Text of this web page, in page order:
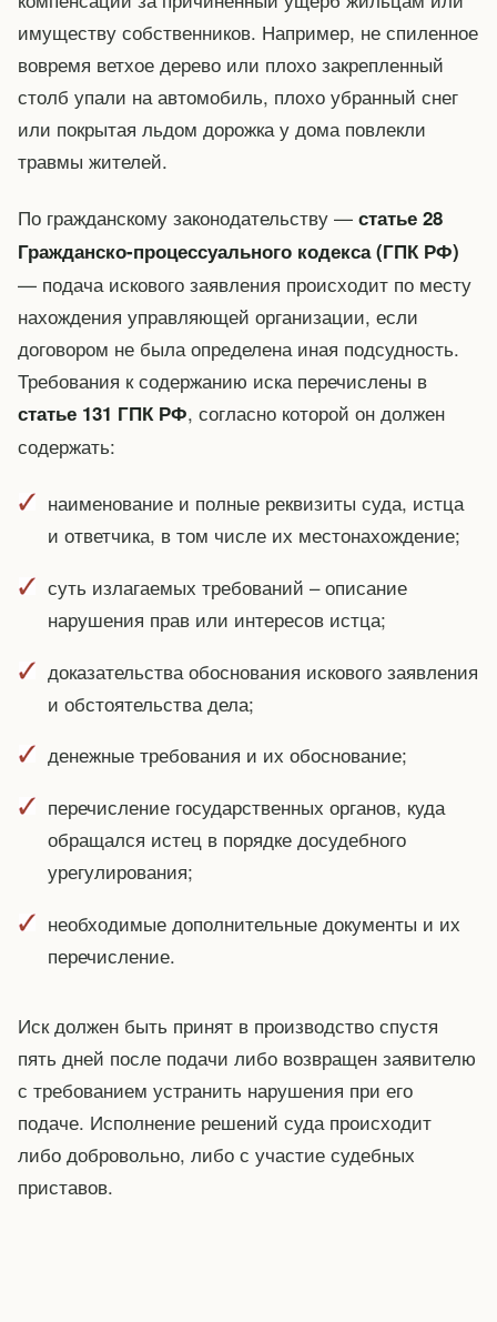
имуществу собственников. Например, не спиленное
вовремя ветхое дерево или плохо закрепленный
столб упали на автомобиль, плохо убранный снег
или покрытая льдом дорожка у дома повлекли
травмы жителей.
По гражданскому законодательству — статье 28
Гражданско-процессуального кодекса (ГПК РФ)
— подача искового заявления происходит по месту
нахождения управляющей организации, если
договором не была определена иная подсудность.
Требования к содержанию иска перечислены в
статье 131 ГПК РФ, согласно которой он должен
содержать:
наименование и полные реквизиты суда, истца
и ответчика, в том числе их местонахождение;
суть излагаемых требований – описание
нарушения прав или интересов истца;
доказательства обоснования искового заявления
и обстоятельства дела;
денежные требования и их обоснование;
перечисление государственных органов, куда
обращался истец в порядке досудебного
урегулирования;
необходимые дополнительные документы и их
перечисление.
Иск должен быть принят в производство спустя
пять дней после подачи либо возвращен заявителю
с требованием устранить нарушения при его
подаче. Исполнение решений суда происходит
либо добровольно, либо с участие судебных
приставов.